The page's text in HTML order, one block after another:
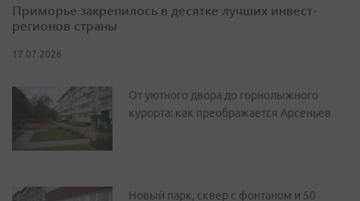
Приморье закрепилось в десятке лучших инвест-
регионов страны
17.07.2026
От уютного двора до горнолыжного
курорта: как преображается Арсеньев
Новый парк, сквер с фонтаном и 50